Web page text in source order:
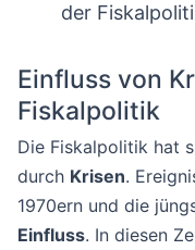
der
Einfluss von
Fiskalpolitik
Die Fiskalpolitik hat
durch Krisen.
1970ern und die
Einfluss. In diesen